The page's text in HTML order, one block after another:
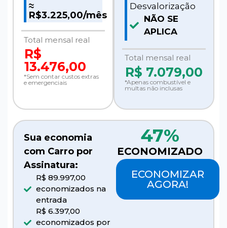
≈
R$3.225,00/mês
Total mensal real
R$
13.476,00
*Sem contar custos extras
e emergenciais
Desvalorização
NÃO SE
APLICA
Total mensal real
R$ 7.079,00
*Apenas combustível e
multas não inclusas
Sua economia
com Carro por
Assinatura:
R$ 89.997,00
economizados na
entrada
R$ 6.397,00
economizados por
47%
ECONOMIZADO
ECONOMIZAR
AGORA!